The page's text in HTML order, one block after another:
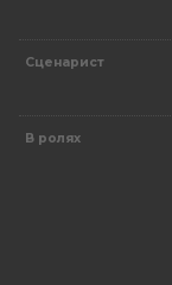
Сценарист
В ролях